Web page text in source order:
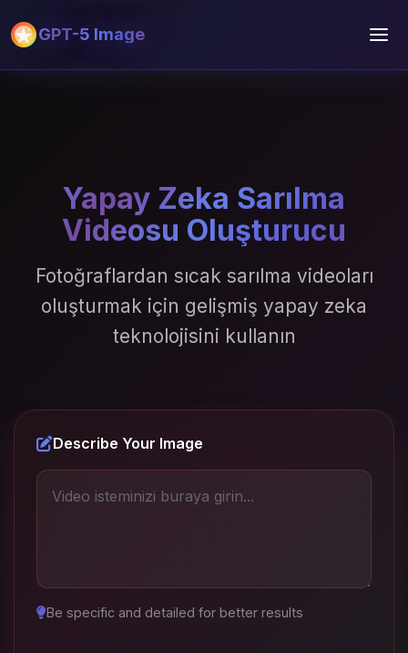
GPT-5 Image
Yapay Zeka Sarılma
Videosu Oluşturucu
Fotoğraflardan sıcak sarılma videoları
oluşturmak için gelişmiş yapay zeka
teknolojisini kullanın
Describe Your Image
Be specific and detailed for better results